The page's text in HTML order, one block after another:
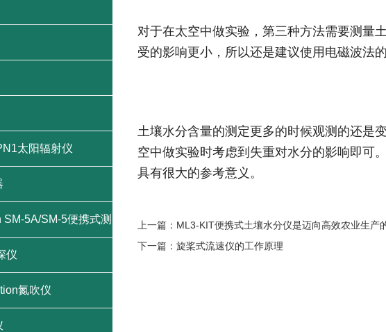
对于在太空中做实验，第三种方法需要测量
受的影响更小，所以还是建议使用电磁波法
土壤水分含量的测定更多的时候观测的还是
空中做实验时考虑到失重对水分的影响即可
具有很大的参考意义。
上一篇： ML3-KIT便携式土壤水分仪是迈向高效农业生产
下一篇： 旋桨式流速仪的工作原理
太阳辐射仪
5A/SM-5便携式测
仪
氮吹仪